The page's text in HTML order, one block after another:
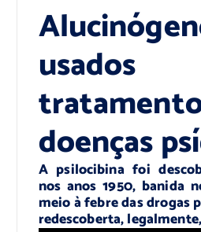
doenças
A psilocibina foi
nos anos 1950, banida
meio à febre das drogas
redescoberta,